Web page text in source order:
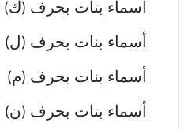
أسماء بنات بحرف (ك)
أسماء بنات بحرف (ل)
أسماء بنات بحرف (م)
أسماء بنات بحرف (ن)